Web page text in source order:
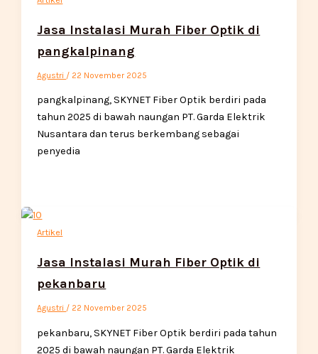
Jasa Instalasi Murah Fiber Optik di
pangkalpinang
Agustri / 22 November 2025
pangkalpinang, SKYNET Fiber Optik berdiri pada
tahun 2025 di bawah naungan PT. Garda Elektrik
Nusantara dan terus berkembang sebagai
penyedia
Artikel
Jasa Instalasi Murah Fiber Optik di
pekanbaru
Agustri / 22 November 2025
pekanbaru, SKYNET Fiber Optik berdiri pada tahun
2025 di bawah naungan PT. Garda Elektrik